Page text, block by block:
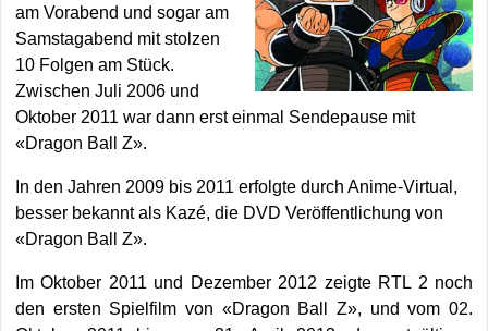
am Vorabend und sogar am
Samstagabend mit stolzen
10 Folgen am Stück.
Zwischen Juli 2006 und
Oktober 2011 war dann erst einmal Sendepause mit
«Dragon Ball Z».
In den Jahren 2009 bis 2011 erfolgte durch Anime-Virtual,
besser bekannt als Kazé, die DVD Veröffentlichung von
«Dragon Ball Z».
Im Oktober 2011 und Dezember 2012 zeigte RTL 2 noch
den ersten Spielfilm von «Dragon Ball Z», und vom 02.